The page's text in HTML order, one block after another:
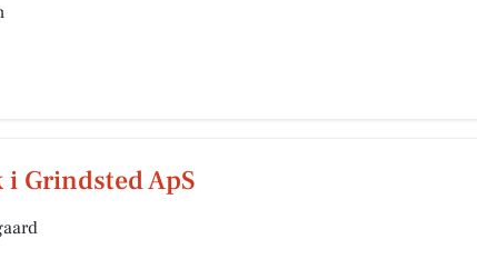
Grindsted ApS